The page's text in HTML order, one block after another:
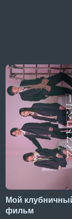
Мой
фильм